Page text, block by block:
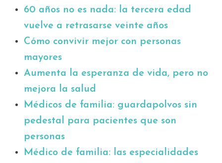
60 años no es nada: la tercera edad
vuelve a retrasarse veinte años
Cómo convivir mejor con personas
mayores
Aumenta la esperanza de vida, pero no
mejora la salud
Médicos de familia: guardapolvos sin
pedestal para pacientes que son
personas
Médico de familia: las especialidades